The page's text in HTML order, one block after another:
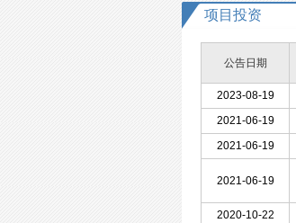
项目投资
公告日期
2023-08-19
2021-06-19
2021-06-19
2021-06-19
2020-10-22